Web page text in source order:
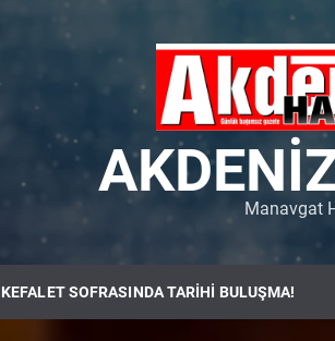
Manavgat
SOFRASINDA TARİHİ BULUŞMA!